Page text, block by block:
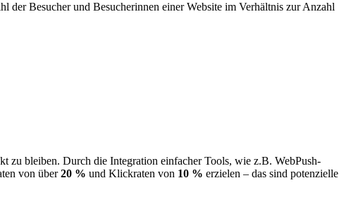
Besucher und Besucherinnen einer Website im Verhältnis zur Anzahl
zu bleiben. Durch die Integration einfacher Tools, wie z.B. WebPush-
von über20 % und Klickraten von 10 % erzielen – das sind potenzielle